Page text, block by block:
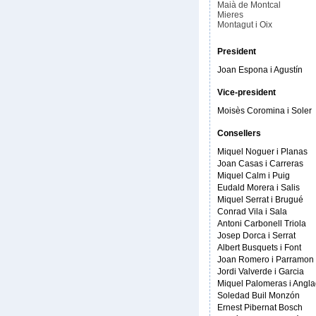
Maià de Montcal
Mieres
Montagut i Oix
President
Joan Espona i Agustín
Vice-president
Moisès Coromina i Soler
Consellers
Miquel Noguer i Planas
Joan Casas i Carreras
Miquel Calm i Puig
Eudald Morera i Salis
Miquel Serrat i Brugué
Conrad Vila i Sala
Antoni Carbonell Triola
Josep Dorca i Serrat
Albert Busquets i Font
Joan Romero i Parramon
Jordi Valverde i Garcia
Miquel Palomeras i
Soledad Buil Monzón
Ernest Pibernat Bosch